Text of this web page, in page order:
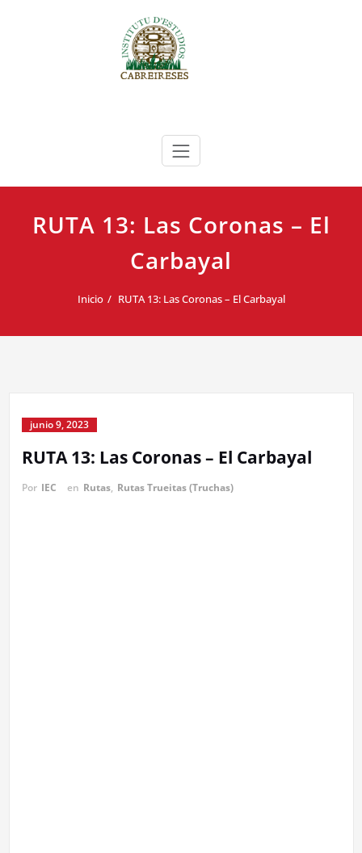
Instituto de Estudios Cabreireses
RUTA 13: Las Coronas – El
Carbayal
Inicio RUTA 13: Las Coronas – El Carbayal
junio 9, 2023
RUTA 13: Las Coronas – El Carbayal
Por IEC en Rutas, Rutas Trueitas (Truchas)